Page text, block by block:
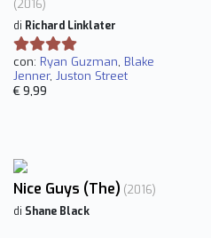
(2016)
di Richard Linklater
con: Ryan Guzman, Blake
Jenner, Juston Street
€ 9,99
Nice Guys (The) (2016)
di Shane Black